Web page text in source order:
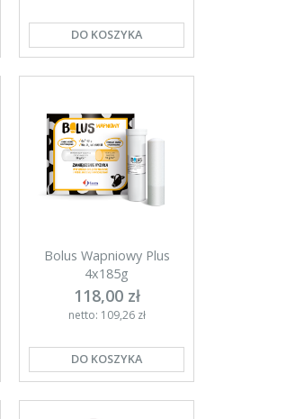
DO KOSZYKA
Bolus Wapniowy Plus
4x185g
118,00 zł
netto: 109,26 zł
DO KOSZYKA